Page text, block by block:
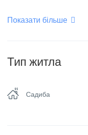
Курити заборонено
Сніданок
Показати більше
Тип житла
Садиба